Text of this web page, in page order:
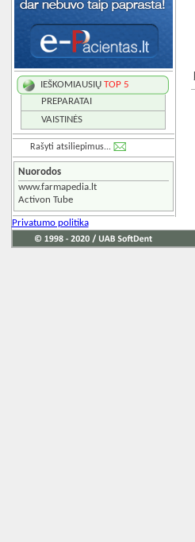
IEŠKOMIAUSIŲ TOP 5
PREPARATAI
VAISTINĖS
Rašyti atsiliepimus...
Nuorodos
www.farmapedia.lt
Activon Tube
Privatumo politika